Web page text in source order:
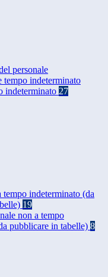
personale
tempo indeterminato
indeterminato 27
tempo indeterminato (da
19
non a tempo
pubblicare in tabelle) 8